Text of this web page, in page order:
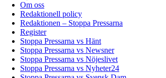
Om oss
Redaktionell policy
Redaktionen – Stoppa Pressarna
Register
Stoppa Pressarna vs Hänt
Stoppa Pressarna vs Newsner
Stoppa Pressarna vs Nöjeslivet
Stoppa Pressarna vs Nyheter24